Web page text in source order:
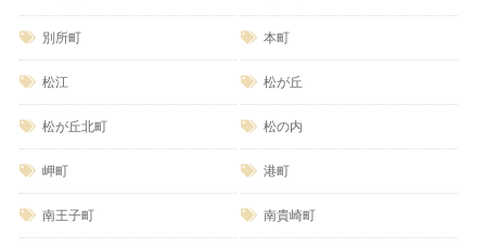
別所町 本町
松江 松が丘
松が丘北町 松の内
岬町 港町
南王子町 南貴崎町